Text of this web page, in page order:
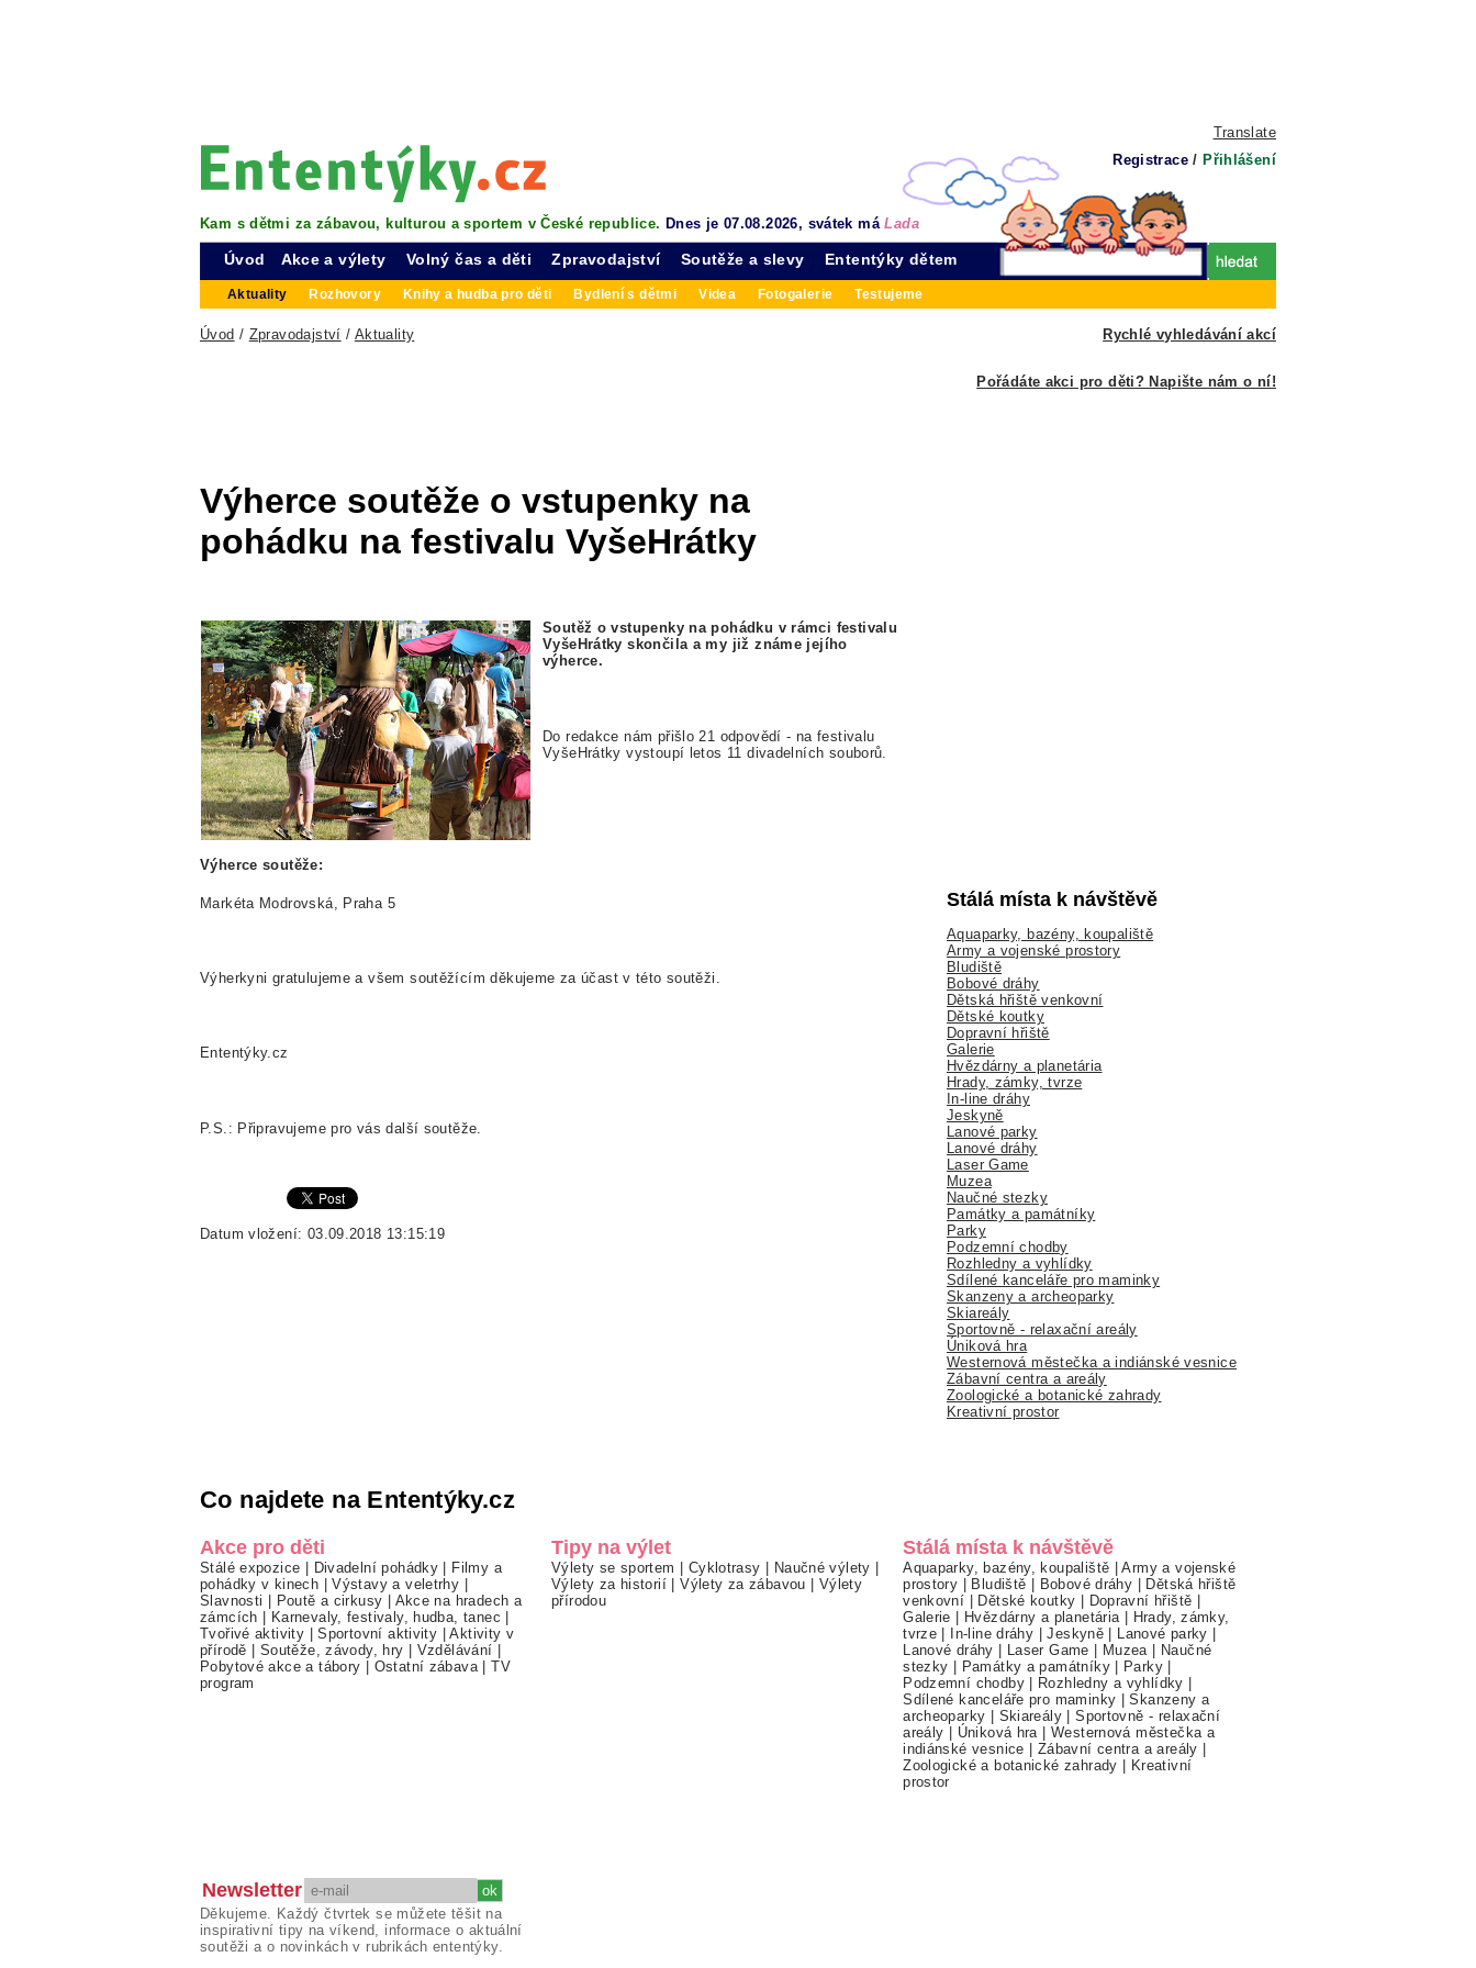
Translate
Registrace / Přihlášení
Kam s dětmi za zábavou, kulturou a sportem v České republice. Dnes je 07.08.2026, svátek máLada
Úvod Akce a výlety Volný čas a děti Zpravodajství
Aktuality Rozhovory Knihy a hudba pro děti Bydlení s dětmi Videa Fotogalerie Testujeme
Soutěže a slevy Ententýky dětem
Rychlé vyhledávání akcí
Úvod / Zpravodajství / Aktuality
Pořádáte akci pro děti? Napište nám o ní!
Výherce soutěže o vstupenky na
pohádku na festivalu VyšeHrátky
Soutěž o vstupenky na pohádku v rámci festivalu
VyšeHrátky skončila a my již známe jejího
výherce.
Do redakce nám přišlo 21 odpovědí - na festivalu
VyšeHrátky vystoupí letos 11 divadelních souborů.
Výherce soutěže:
Markéta Modrovská, Praha 5
Výherkyni gratulujeme a všem soutěžícím děkujeme za účast v této soutěži.
Ententýky.cz
P.S.: Připravujeme pro vás další soutěže.
Datum vložení: 03.09.2018 13:15:19
Stálá místa k návštěvě
Aquaparky, bazény, koupaliště
Army a vojenské prostory
Bludiště
Bobové dráhy
Dětská hřiště venkovní
Dětské koutky
Dopravní hřiště
Galerie
Hvězdárny a planetária
Hrady, zámky, tvrze
In-line dráhy
Jeskyně
Lanové parky
Lanové dráhy
Laser Game
Muzea
Naučné stezky
Památky a památníky
Parky
Podzemní chodby
Rozhledny a vyhlídky
Sdílené kanceláře pro maminky
Skanzeny a archeoparky
Skiareály
Sportovně - relaxační areály
Úniková hra
Westernová městečka a indiánské vesnice
Zábavní centra a areály
Zoologické a botanické zahrady
Kreativní prostor
Co najdete na Ententýky.cz
Akce pro děti
Stálé expozice | Divadelní pohádky | Filmy a
pohádky v kinech |Výstavy a veletrhy |
Slavnosti | Poutě a cirkusy | Akce na hradech a
zámcích | Karnevaly, festivaly, hudba, tanec |
Tvořivé aktivity |Sportovní aktivity |Aktivity v
přírodě | Soutěže, závody, hry | Vzdělávání |
Pobytové akce a tábory | Ostatní zábava |TV
program
Tipy na výlet
Výlety se sportem | Cyklotrasy | Naučné výlety |
Výlety za historií |Výlety za zábavou | Výlety
přírodou
Stálá místa k návštěvě
Aquaparky, bazény, koupaliště |Army a vojenské
prostory | Bludiště | Bobové dráhy | Dětská hřiště
venkovní | Dětské koutky | Dopravní hřiště |
Galerie | Hvězdárny a planetária | Hrady, zámky,
tvrze | In-line dráhy |Jeskyně | Lanové parky |
Lanové dráhy | Laser Game | Muzea | Naučné
stezky | Památky a památníky| Parky |
Podzemní chodby| Rozhledny a vyhlídky |
Sdílené kanceláře pro maminky |Skanzeny a
archeoparky | Skiareály |Sportovně - relaxační
areály | Úniková hra |Westernová městečka a
indiánské vesnice | Zábavní centra a areály |
Zoologické a botanické zahrady | Kreativní
prostor
Newsletter
Děkujeme. Každý čtvrtek se můžete těšit na
inspirativní tipy na víkend, informace o aktuální
soutěži a o novinkách v rubrikách ententýky.